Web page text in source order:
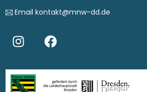
Email kontakt@mnw-dd.de